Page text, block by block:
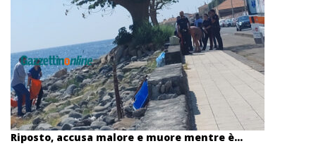
Riposto, accusa malore e muore mentre è...